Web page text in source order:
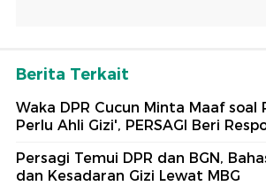
Berita Terkait
Waka DPR Cucun Minta Maaf soal
Perlu Ahli Gizi', PERSAGI Beri
Persagi Temui DPR dan BGN,
dan Kesadaran Gizi Lewat MBG